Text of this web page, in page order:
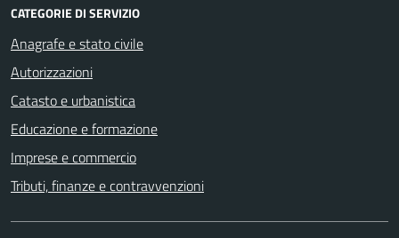
CATEGORIE DI SERVIZIO
Anagrafe e stato civile
Autorizzazioni
Catasto e urbanistica
Educazione e formazione
Imprese e commercio
Tributi, finanze e contravvenzioni